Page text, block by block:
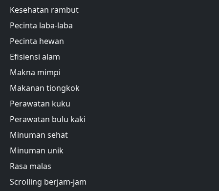
Kesehatan rambut
Pecinta laba-laba
Pecinta hewan
Efisiensi alam
Makna mimpi
Makanan tiongkok
Perawatan kuku
Perawatan bulu kaki
Minuman sehat
Minuman unik
Rasa malas
Scrolling berjam-jam